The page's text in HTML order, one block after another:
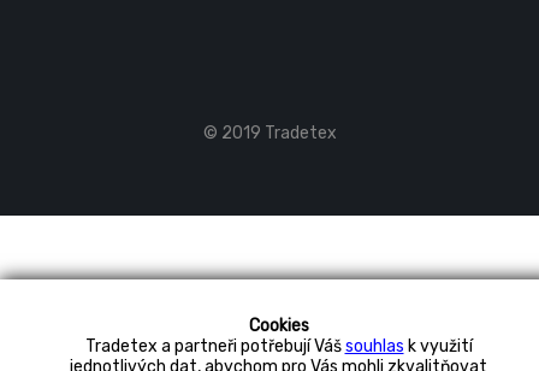
Cookies
Tradetex a partneři potřebují Vášsouhlas k využití
jednotlivých dat, abychom pro Vás mohli zkvalitňovat
© 2019 Tradetex